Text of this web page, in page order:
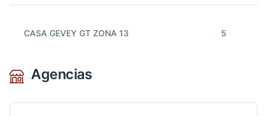
CASA GEVEY GT ZONA 13 5
Agencias